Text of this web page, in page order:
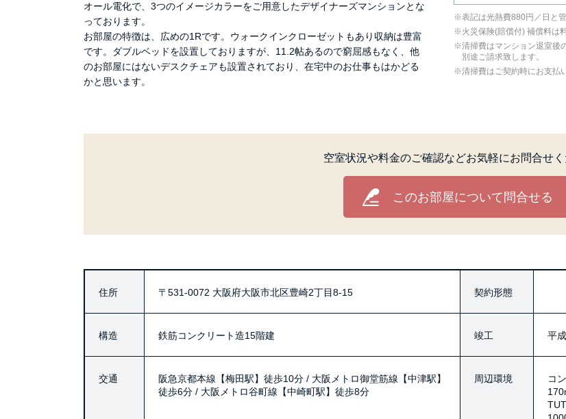
オール電化で、3つのイメージカラーをご用意したデザイナーズマンションとな
っております。
お部屋の特徴は、広めの1Rです。ウォークインクローゼットもあり収納は豊富
です。ダブルベッドを設置しておりますが、11.2帖あるので窮屈感もなく、他
のお部屋にはないデスクチェアも設置されており、在宅中のお仕事もはかどる
かと思います。
表記は光熱費880円／日と
⽕災保険(賠償付) 補償料は
清掃費はマンション退室後
別途ご請求致します。
清掃費はご契約時にお支払
空室状況や料金のご確認などお気軽にお問合せ
このお部屋について問合せる
住所 〒531-0072 大阪府大阪市北区豊崎2丁目8-15 契約形態
構造 鉄筋コンクリート造15階建 竣工 平
交通
阪急京都本線【梅田駅】徒歩10分 / 大阪メトロ御堂筋線【中津駅】
徒歩6分 / 大阪メトロ谷町線【中崎町駅】徒歩8分
周辺環境
コ